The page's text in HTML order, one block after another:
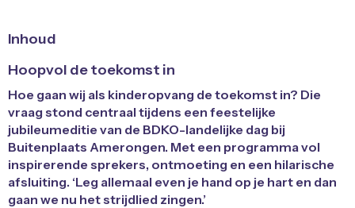
Inhoud
Hoopvol de toekomst in
Hoe gaan wij als kinderopvang de toekomst in? Die
vraag stond centraal tijdens een feestelijke
jubileumeditie van de BDKO-landelijke dag bij
Buitenplaats Amerongen. Met een programma vol
inspirerende sprekers, ontmoeting en een hilarische
afsluiting. ‘Leg allemaal even je hand op je hart en dan
gaan we nu het strijdlied zingen.’